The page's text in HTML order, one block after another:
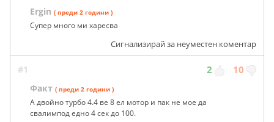
Ergin ( преди 2 години )
Супер много ми харесва
Сигнализирай за неуместен коментар
#1 2 10
Факт ( преди 2 години )
А двойно турбо 4.4 ве 8 ел мотор и пак не мое да
свалимпод едно 4 сек до 100.